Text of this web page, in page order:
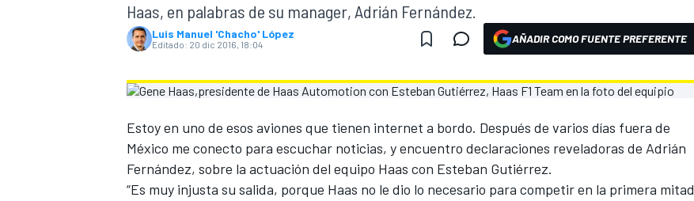
Haas, en palabras de su manager, Adrián Fernández.
Luis Manuel 'Chacho' López
Editado: 20 dic 2016, 18:04 AÑADIR COMO FUENTE PREFERENTE
Estoy en uno de esos aviones que tienen internet a bordo. Después de varios días fuera de
México me conecto para escuchar noticias, y encuentro declaraciones reveladoras de Adrián
Fernández, sobre la actuación del equipo Haas con Esteban Gutiérrez.
“Es muy injusta su salida, porque Haas no le dio lo necesario para competir en la primera mitad